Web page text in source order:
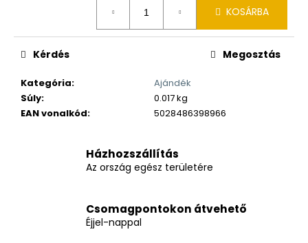
KOSÁRBA
Kategória:
Ajándék
Súly:
0.017 kg
EAN vonalkód: 5028486398966
Kérdés Megosztás
Házhozszállítás
Az ország egész területére
Csomagpontokon átvehető
Éjjel-nappal